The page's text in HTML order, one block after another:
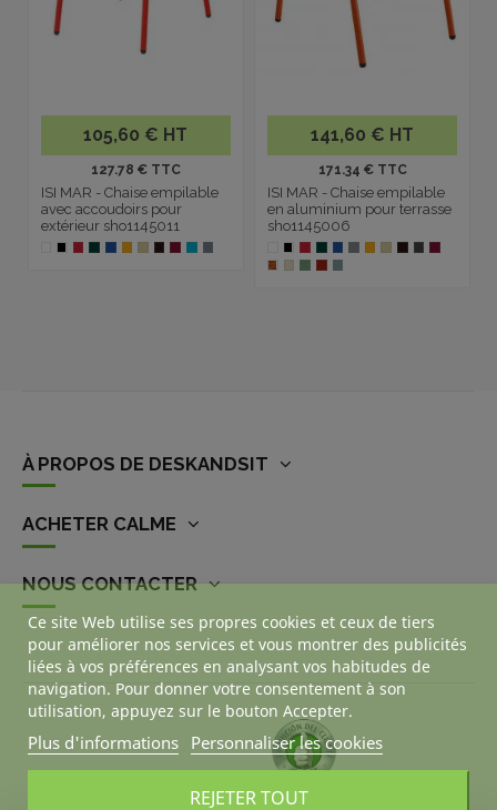
105,60 € HT
127.78 € TTC
ISI MAR - Chaise empilable
avec accoudoirs pour
extérieur sho1145011
141,60 € HT
171.34 € TTC
ISI MAR - Chaise empilable
en aluminium pour terrasse
sho1145006
À PROPOS DE DESKANDSIT
ACHETER CALME
NOUS CONTACTER
Ce site Web utilise ses propres cookies et ceux de tiers
pour améliorer nos services et vous montrer des publicités
liées à vos préférences en analysant vos habitudes de
navigation. Pour donner votre consentement à son
utilisation, appuyez sur le bouton Accepter.
Plus d'informations Personnaliser les cookies
REJETER TOUT